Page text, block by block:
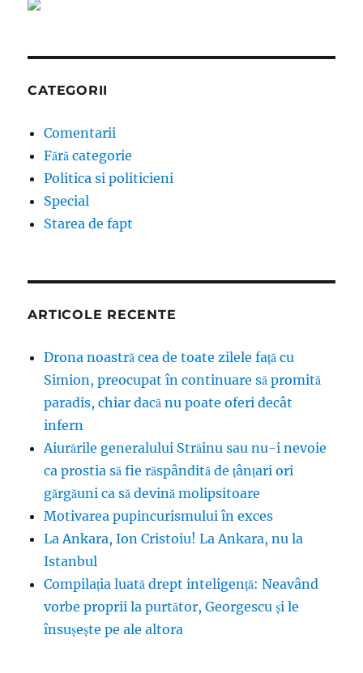
CATEGORII
Comentarii
Fără categorie
Politica si politicieni
Special
Starea de fapt
ARTICOLE RECENTE
Drona noastră cea de toate zilele față cu
Simion, preocupat în continuare să promită
paradis, chiar dacă nu poate oferi decât
infern
Aiurările generalului Străinu sau nu-i nevoie
ca prostia să fie răspândită de țânțari ori
gărgăuni ca să devină molipsitoare
Motivarea pupincurismului în exces
La Ankara, Ion Cristoiu! La Ankara, nu la
Istanbul
Compilația luată drept inteligență: Neavând
vorbe proprii la purtător, Georgescu și le
însușește pe ale altora